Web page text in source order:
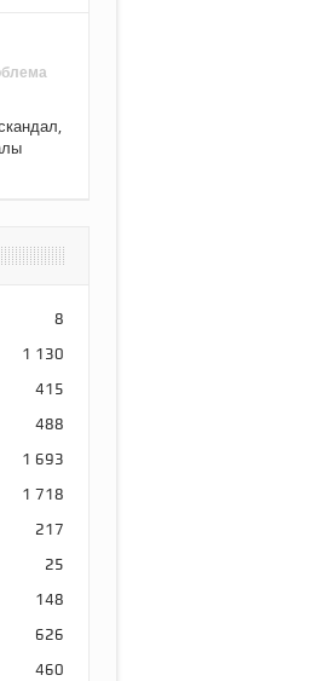
8
1 130
415
488
1 693
1 718
217
25
148
626
460